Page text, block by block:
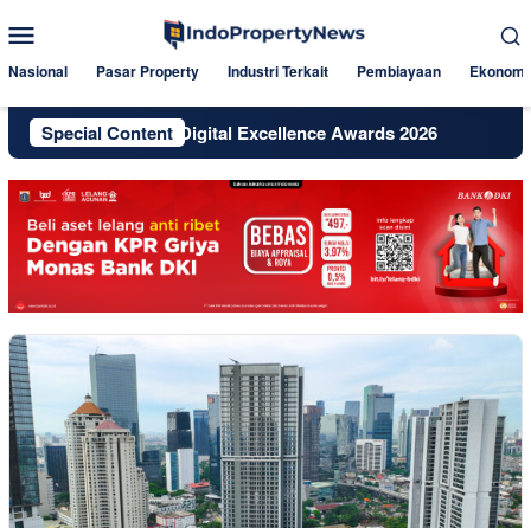
to
Menu
Nasional Pasar Property Industri Terkait Pembiayaan Ekonomi
Special Content
Raih Digital Excellence Awards 2026 Dekat